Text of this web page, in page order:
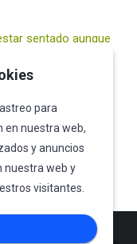
para
en nuestra web,
y anuncios
nuestra web y
visitantes.
sentado aunque
(Energy
hijos?
para la Salud
Bannú